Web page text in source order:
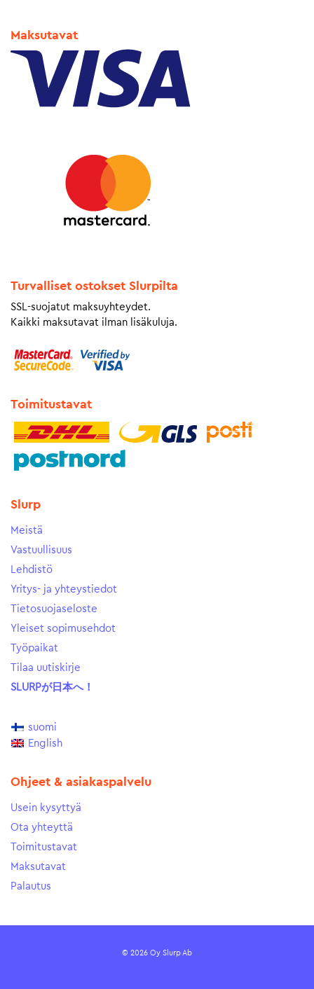
Maksutavat
Turvalliset ostokset Slurpilta
SSL-suojatut maksuyhteydet.
Kaikki maksutavat ilman lisäkuluja.
Toimitustavat
Slurp
Meistä
Vastuullisuus
Lehdistö
Yritys- ja yhteystiedot
Tietosuojaseloste
Yleiset sopimusehdot
Työpaikat
Tilaa uutiskirje
SLURPが日本へ！
suomi
English
Ohjeet & asiakaspalvelu
Usein kysyttyä
Ota yhteyttä
Toimitustavat
Maksutavat
Palautus
© 2026 Oy Slurp Ab